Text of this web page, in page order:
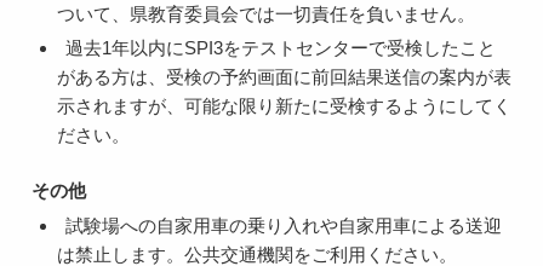
ついて、県教育委員会では一切責任を負いません。
過去1年以内にSPI3をテストセンターで受検したこと
がある方は、受検の予約画面に前回結果送信の案内が表
示されますが、可能な限り新たに受検するようにしてく
ださい。
その他
試験場への自家用車の乗り入れや自家用車による送迎
は禁止します。公共交通機関をご利用ください。